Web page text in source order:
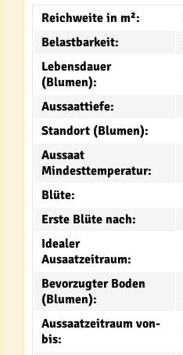
Reichweite in m²:
Belastbarkeit:
Lebensdauer
(Blumen):
Aussaattiefe:
Standort (Blumen):
Aussaat
Mindesttemperatur:
Blüte:
Erste Blüte nach:
Idealer
Ausaatzeitraum:
Bevorzugter Boden
(Blumen):
Aussaatzeitraum von-
bis: